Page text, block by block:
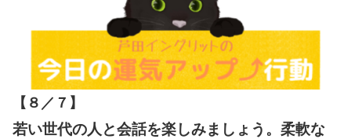
【８／７ 】
若い世代の人と会話を楽しみましょう。柔軟な